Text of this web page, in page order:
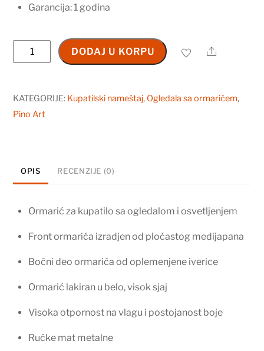
Garancija: 1 godina
Ogledalo
sa
75
Pino
količina
DODAJ U KORPU Share
KATEGORIJE: Kupatilski nameštaj, Ogledala sa ormarićem,
Pino Art
OPIS RECENZIJE (0)
Ormarić za kupatilo sa ogledalom i osvetljenjem
Front ormarića izradjen od pločastog medijapana
Bočni deo ormarića od oplemenjene iverice
Ormarić lakiran u belo, visok sjaj
Visoka otpornost na vlagu i postojanost boje
Ručke mat metalne